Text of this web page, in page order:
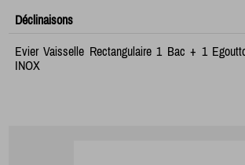
Déclinaisons
Evier Vaisselle Rectangulaire 1 Bac + 1
INOX